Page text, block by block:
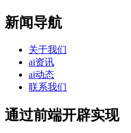
新闻导航
关于我们
ai资讯
ai动态
联系我们
通过前端开辟实现